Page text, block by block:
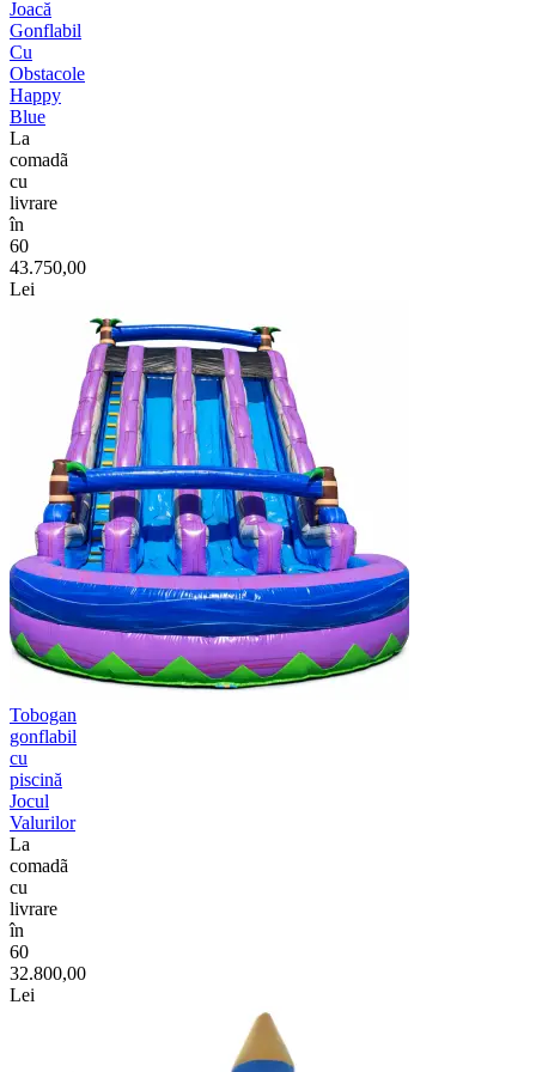
Joacă
Gonflabil
Cu
Obstacole
Happy
Blue
La
comadã
cu
livrare
în
60
43.750,00
Lei
Tobogan
gonflabil
cu
piscină
Jocul
Valurilor
La
comadã
cu
livrare
în
60
32.800,00
Lei